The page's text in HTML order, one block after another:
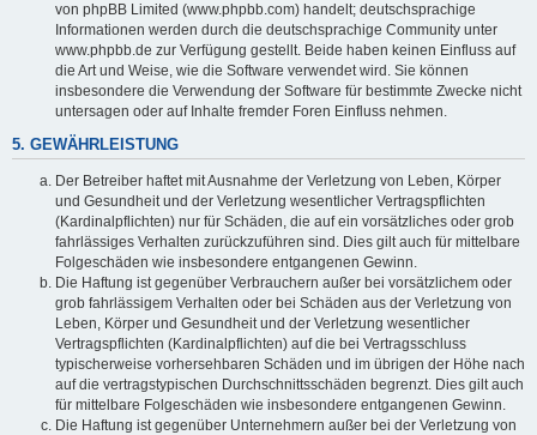
von phpBB Limited (www.phpbb.com) handelt; deutschsprachige
Informationen werden durch die deutschsprachige Community unter
www.phpbb.de zur Verfügung gestellt. Beide haben keinen Einfluss auf
die Art und Weise, wie die Software verwendet wird. Sie können
insbesondere die Verwendung der Software für bestimmte Zwecke nicht
untersagen oder auf Inhalte fremder Foren Einfluss nehmen.
5. GEWÄHRLEISTUNG
Der Betreiber haftet mit Ausnahme der Verletzung von Leben, Körper
und Gesundheit und der Verletzung wesentlicher Vertragspflichten
(Kardinalpflichten) nur für Schäden, die auf ein vorsätzliches oder grob
fahrlässiges Verhalten zurückzuführen sind. Dies gilt auch für mittelbare
Folgeschäden wie insbesondere entgangenen Gewinn.
Die Haftung ist gegenüber Verbrauchern außer bei vorsätzlichem oder
grob fahrlässigem Verhalten oder bei Schäden aus der Verletzung von
Leben, Körper und Gesundheit und der Verletzung wesentlicher
Vertragspflichten (Kardinalpflichten) auf die bei Vertragsschluss
typischerweise vorhersehbaren Schäden und im übrigen der Höhe nach
auf die vertragstypischen Durchschnittsschäden begrenzt. Dies gilt auch
für mittelbare Folgeschäden wie insbesondere entgangenen Gewinn.
Die Haftung ist gegenüber Unternehmern außer bei der Verletzung von